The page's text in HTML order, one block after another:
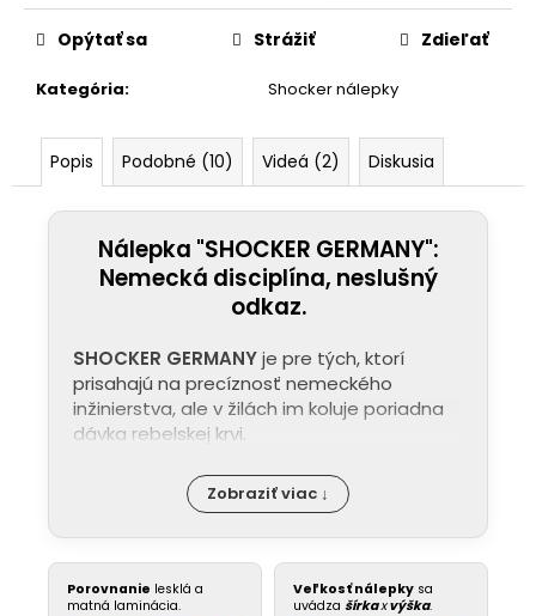
Kategória: Shocker nálepky
Opýtať sa Strážiť Zdieľať
Popis Podobné (10) Videá (2) Diskusia
Nálepka "SHOCKER GERMANY":
Nemecká disciplína, neslušný
odkaz.
SHOCKER GERMANYje pre tých, ktorí
prisahajú na precíznosť nemeckého
inžinierstva, ale v žilách im koluje poriadna
dávka rebelskej krvi.
Zobraziť viac ↓
Porovnanie lesklá a
matná laminácia.
Veľkosť nálepky sa
uvádza šírkaxvýška.